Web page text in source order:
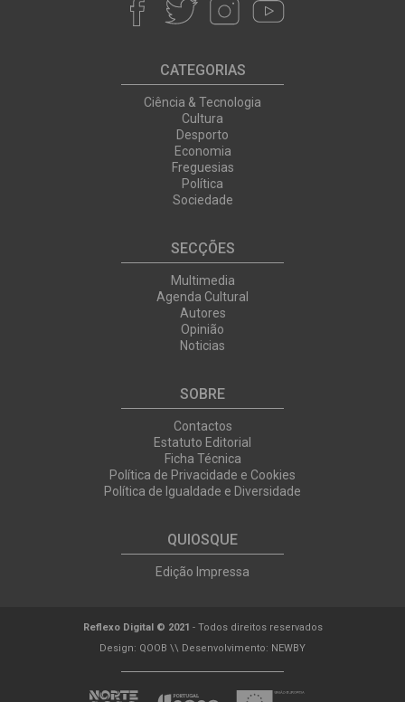
CATEGORIAS
Ciência & Tecnologia
Cultura
Desporto
Economia
Freguesias
Política
Sociedade
SECÇÕES
Multimedia
Agenda Cultural
Autores
Opinião
Noticias
SOBRE
Contactos
Estatuto Editorial
Ficha Técnica
Política de Privacidade e Cookies
Política de Igualdade e Diversidade
QUIOSQUE
Edição Impressa
Reflexo Digital © 2021 - Todos direitos reservados
Design: QOOB \\ Desenvolvimento: NEWBY